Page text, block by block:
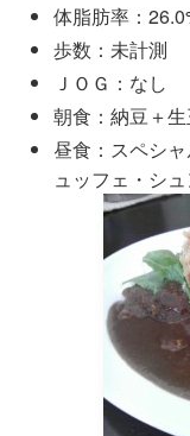
体脂肪率：
歩数：未計測
ＪＯＧ：なし
朝食：納豆＋
昼食：スペシ
ュッフェ・シュ